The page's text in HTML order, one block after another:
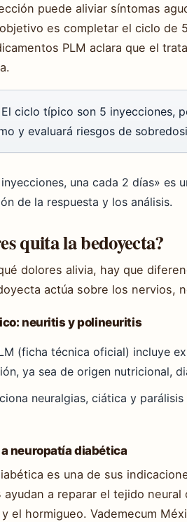
puede aliviar síntomas
es completar el ciclo de
PLM aclara que el
El ciclo típico son 5 inyecciones,
y evaluará riesgos de
una cada 2 días» es
de la respuesta y los análisis.
quita la bedoyecta?
dolores alivia, hay que
actúa sobre los nervios,
neuritis y polineuritis
(ficha técnica oficial) incluye
ya sea de origen nutricional,
neuralgias, ciática y
neuropatía diabética
es una de sus
ayudan a reparar el tejido
el hormigueo. Vademecum